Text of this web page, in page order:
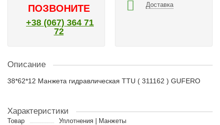
ПОЗВОНИТЕ
+38 (067) 364 71
72
Доставка
Описание
38*62*12 Манжета гидравлическая TTU ( 311162 ) GUFERO
Характеристики
Товар Уплотнения | Манжеты